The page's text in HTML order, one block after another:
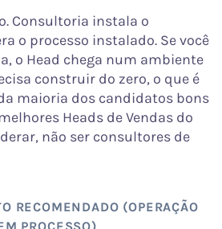
Consultoria instala o
o processo instalado. Se você
o Head chega num ambiente
construir do zero, o que é
maioria dos candidatos bons
Heads de Vendas do
não ser consultores de
RECOMENDADO (OPERAÇÃO
PROCESSO)